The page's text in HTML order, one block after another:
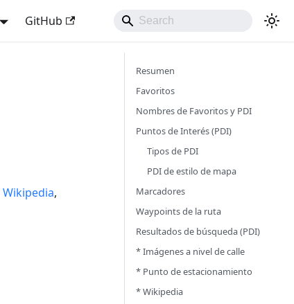
GitHub
Wikipedia,
Resumen
Favoritos
Nombres de Favoritos y PDI
Puntos de Interés (PDI)
Tipos de PDI
PDI de estilo de mapa
Marcadores
Waypoints de la ruta
Resultados de búsqueda (PDI)
* Imágenes a nivel de calle
* Punto de estacionamiento
* Wikipedia